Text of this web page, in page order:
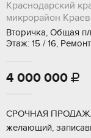
Краснодарский
микрорайон
Вторичка, Общая
Этаж: 15 / 16,
4 000 000 
СРОЧНАЯ
желающий,